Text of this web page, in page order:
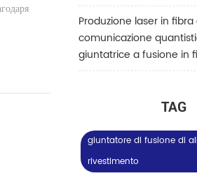
Produzione laser in fibra
comunicazione
giuntatrice a fusione in
TAG
giuntatore di fusione di
rivestimento